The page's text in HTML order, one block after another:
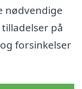
nødvendige
på
forsinkelser